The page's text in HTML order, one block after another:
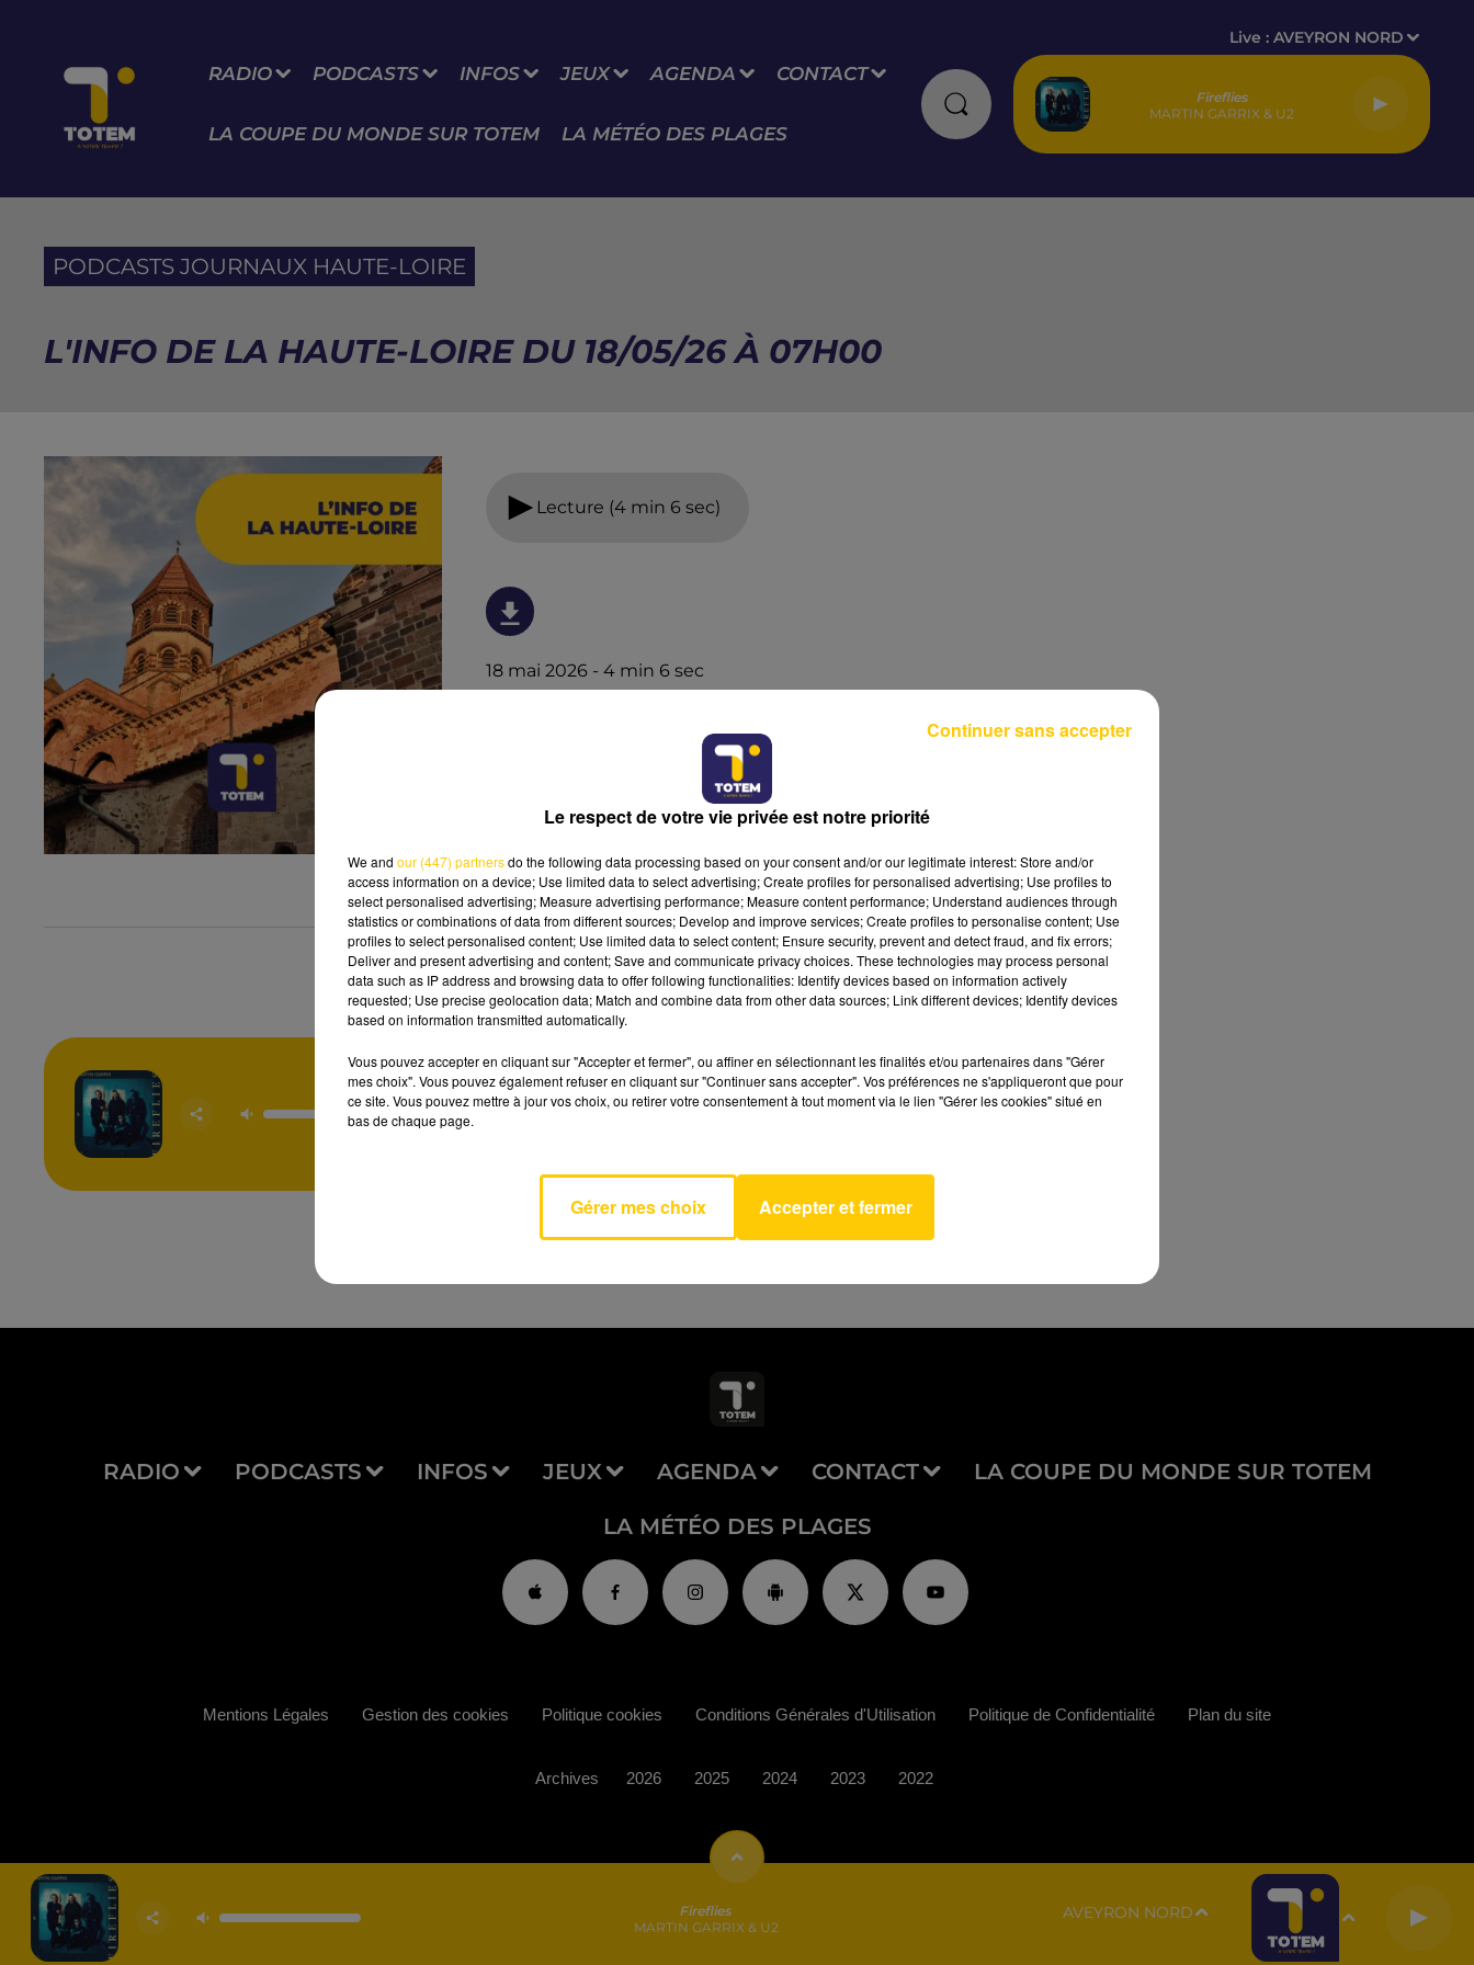
RADIO PODCASTS INFOS JEUX AGENDA CONTACT
LA COUPE DU MONDE SUR TOTEM LA MÉTÉO DES PLAGES
Live :AVEYRON NORD
Fireflies
MARTIN GARRIX & U2
PODCASTS JOURNAUX HAUTE-LOIRE
L'INFO DE LA HAUTE-LOIRE DU 18/05/26 À 07H00
Lecture (4 min 6 sec)
18 mai 2026 - 4 min 6 sec
Ecoutez sur Totem l'information dans le Cantal, le pays
de Brioude et Issoire avec les reportages de nos
journalistes sur le terrain.
Fireflies
MARTIN GARRIX
& U2
AVEYRON NORD
RADIO PODCASTS INFOS JEUX AGENDA CONTACT LA COUPE DU MONDE SUR TOTEM
LA MÉTÉO DES PLAGES
Fireflies
MARTIN GARRIX & U2
AVEYRON NORD
Mentions Légales Gestion des cookies Politique cookies Conditions Générales d'Utilisation Politique de Confidentialité Plan du site
Archives 2026 2025 2024 2023 2022
Le respect de votre vie privée est notre priorité
We and our (447) partnersdo the following data processing based on your consent and/or our legitimate interest: Store and/or
access information on a device; Use limited data to select advertising; Create profiles for personalised advertising; Use profiles to
select personalised advertising; Measure advertising performance; Measure content performance; Understand audiences through
statistics or combinations of data from different sources; Develop and improve services; Create profiles to personalise content; Use
profiles to select personalised content; Use limited data to select content; Ensure security, prevent and detect fraud, and fix errors;
Deliver and present advertising and content; Save and communicate privacy choices. These technologies may process personal
data such as IP address and browsing data to offer following functionalities: Identify devices based on information actively
requested; Use precise geolocation data; Match and combine data from other data sources; Link different devices; Identify devices
based on information transmitted automatically.
Vous pouvez accepter en cliquant sur "Accepter et fermer", ou affiner en sélectionnant les finalités et/ou partenaires dans "Gérer
mes choix". Vous pouvez également refuser en cliquant sur "Continuer sans accepter". Vos préférences ne s'appliqueront que pour
ce site. Vous pouvez mettre à jour vos choix, ou retirer votre consentement à tout moment via le lien "Gérer les cookies" situé en
bas de chaque page.
Gérer mes choix Accepter et fermer
Continuer sans accepter